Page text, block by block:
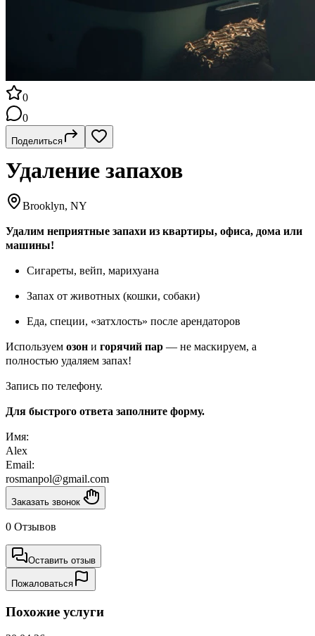
0
0
Поделиться
Удаление запахов
Brooklyn, NY
Удалим неприятные запахи из квартиры, офиса, дома или
машины!
Сигареты, вейп, марихуана
Запах от животных (кошки, собаки)
Еда, специи, «затхлость» после арендаторов
Используем озон и горячий пар — не маскируем, а
полностью удаляем запах!
Запись по телефону.
Для быстрого ответа заполните форму.
Имя:
Alex
Email:
rosmanpol@gmail.com
Заказать звонок
0 Отзывов
Оставить отзыв
Пожаловаться
Похожие услуги